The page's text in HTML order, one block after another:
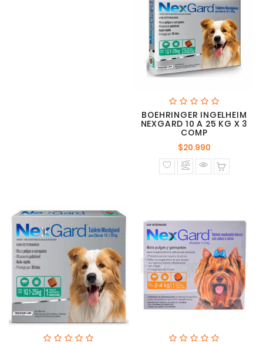
BOEHRINGER INGELHEIM
NEXGARD 10 A 25 KG X 3
COMP
$20.990
normal